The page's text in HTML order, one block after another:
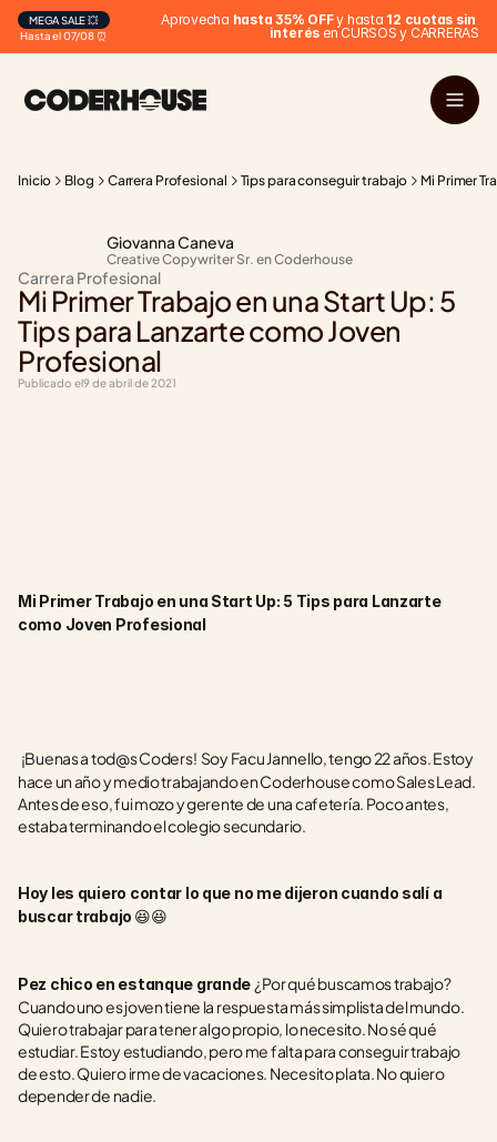
Hasta el 07/08 ⏰
MEGA SALE 💥 Aprovecha hasta 35% OFF y hasta 12 cuotas sin
interés en CURSOS y CARRERAS
Inicio Blog Carrera Profesional Tips para conseguir trabajo Mi Primer
Giovanna Caneva
Creative Copywriter Sr. en Coderhouse
Carrera Profesional
Mi Primer Trabajo en una Start Up: 5
Tips para Lanzarte como Joven
Profesional
Publicado el9 de abril de 2021
Mi Primer Trabajo en una Start Up: 5 Tips para Lanzarte
como Joven Profesional
¡Buenas a tod@s Coders!  Soy Facu Jannello, tengo 22 años. Estoy
hace un año y medio trabajando en Coderhouse como Sales Lead.
Antes de eso, fui mozo y gerente de una cafetería. Poco antes,
estaba terminando el colegio secundario.
Hoy les quiero contar lo que no me dijeron cuando salí a
buscar trabajo 😆😆
Pez chico en estanque grande ¿Por qué buscamos trabajo?
Cuando uno es joven tiene la respuesta más simplista del mundo.
Quiero trabajar para tener algo propio, lo necesito. No sé qué
estudiar. Estoy estudiando, pero me falta para conseguir trabajo
de esto. Quiero irme de vacaciones. Necesito plata. No quiero
depender de nadie.